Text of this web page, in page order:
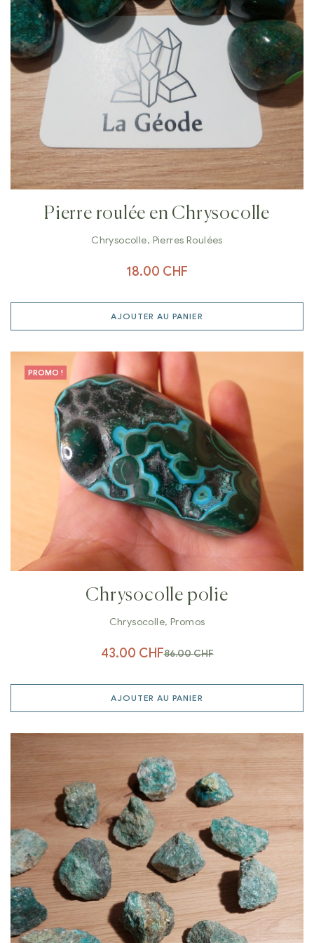
Pierre roulée en Chrysocolle
Chrysocolle, Pierres Roulées
18.00 CHF
AJOUTER AU PANIER
PROMO !
Chrysocolle polie
Chrysocolle, Promos
86.00CHF
43.00 CHF
AJOUTER AU PANIER